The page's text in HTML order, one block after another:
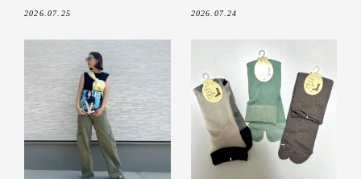
やすく、お手入れもしやすい。さら
2026.07.25
が、今回は服装と持ち物について書い
2026.07.24